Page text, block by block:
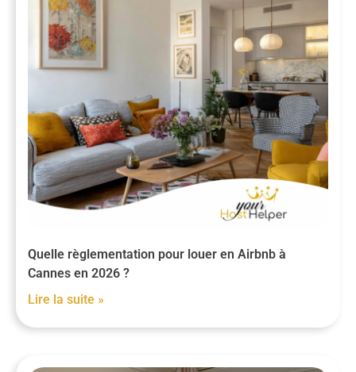
Quelle règlementation pour louer en Airbnb à
Cannes en 2026 ?
Lire la suite »